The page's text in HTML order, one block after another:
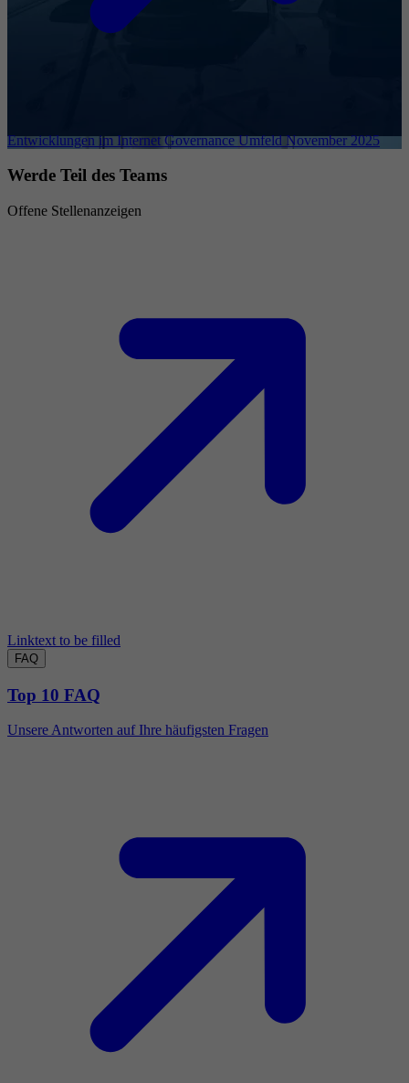
Entwicklungen im Internet Governance Umfeld November 2025
Werde Teil des Teams
Offene Stellenanzeigen
Linktext to be filled
FAQ
Top 10 FAQ
Unsere Antworten auf Ihre häufigsten Fragen